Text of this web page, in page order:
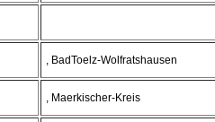
, BadToelz-Wolfratshausen
, Maerkischer-Kreis